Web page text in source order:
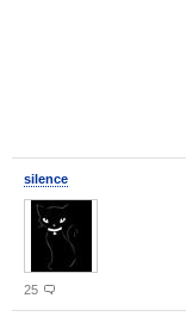
silence
25